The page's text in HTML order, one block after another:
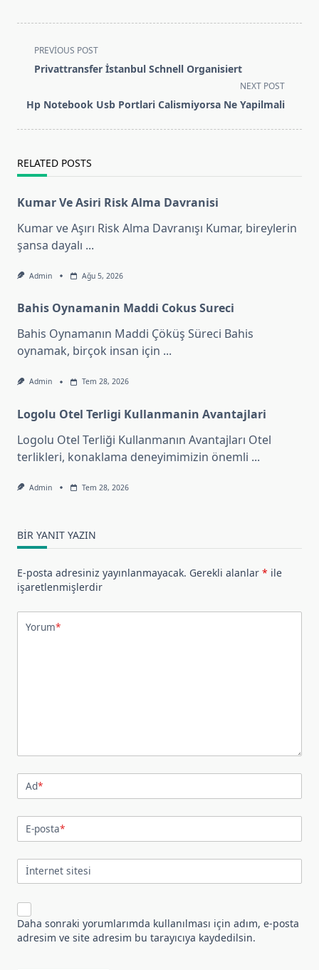
<span
class="nav-
screen-
text">Page</span>
PREVIOUS POST
Privattransfer İstanbul Schnell Organisiert
NEXT POST
Hp Notebook Usb Portlari Calismiyorsa Ne Yapilmali
RELATED POSTS
Kumar Ve Asiri Risk Alma Davranisi
Kumar ve Aşırı Risk Alma Davranışı Kumar, bireylerin
şansa dayalı ...
Admin Ağu 5, 2026
Bahis Oynamanin Maddi Cokus Sureci
Bahis Oynamanın Maddi Çöküş Süreci Bahis
oynamak, birçok insan için ...
Admin Tem 28, 2026
Logolu Otel Terligi Kullanmanin Avantajlari
Logolu Otel Terliği Kullanmanın Avantajları Otel
terlikleri, konaklama deneyimimizin önemli ...
Admin Tem 28, 2026
BIR YANIT YAZIN
E-posta adresiniz yayınlanmayacak. Gerekli alanlar * ile
işaretlenmişlerdir
Yorum*
Ad*
E-posta*
İnternet sitesi
Daha sonraki yorumlarımda kullanılması için adım, e-posta
adresim ve site adresim bu tarayıcıya kaydedilsin.